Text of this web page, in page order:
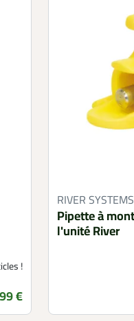
!
€
RIVER SYSTEMS
Pipette à
l'unité River